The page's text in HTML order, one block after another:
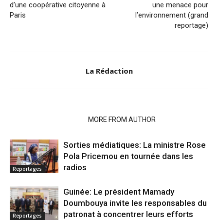
d’une coopérative citoyenne à
Paris
une menace pour
l’environnement (grand
reportage)
La Rédaction
MORE FROM AUTHOR
Reportages
Sorties médiatiques: La ministre Rose
Pola Pricemou en tournée dans les
radios
Reportages
Guinée: Le président Mamady
Doumbouya invite les responsables du
patronat à concentrer leurs efforts